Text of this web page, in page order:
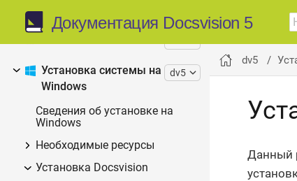
Документация Docsvision 5
Общая информация
Установка системы на
Windows
dv5
Сведения об установке на
Windows
Необходимые ресурсы
Установка Docsvision
dv5
Данный